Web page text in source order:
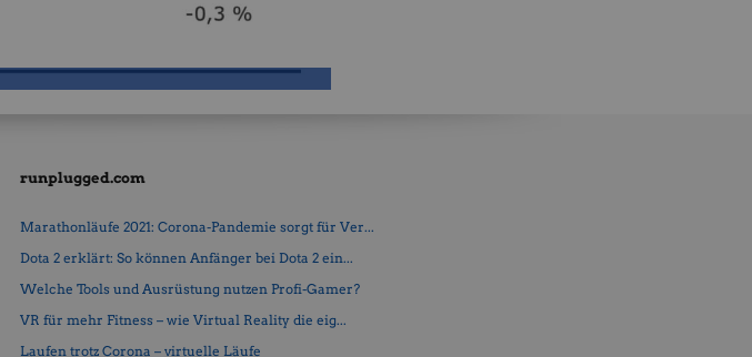
runplugged.com
Marathonläufe 2021: Corona-Pandemie sorgt für Ver...
Dota 2 erklärt: So können Anfänger bei Dota 2 ein...
Welche Tools und Ausrüstung nutzen Profi-Gamer?
VR für mehr Fitness – wie Virtual Reality die eig...
Laufen trotz Corona – virtuelle Läufe